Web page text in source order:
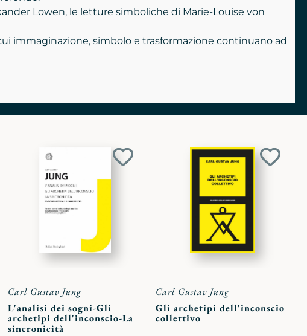
Lowen, le letture simboliche di Marie-Louise von
immaginazione, simbolo e trasformazione continuano ad
Aggiungi
Carl Gustav Jung
L'analisi dei sogni-Gli
archetipi dell'inconscio-La
sincronicità
Carl Gustav Jung
Gli archetipi dell'inconscio
collettivo